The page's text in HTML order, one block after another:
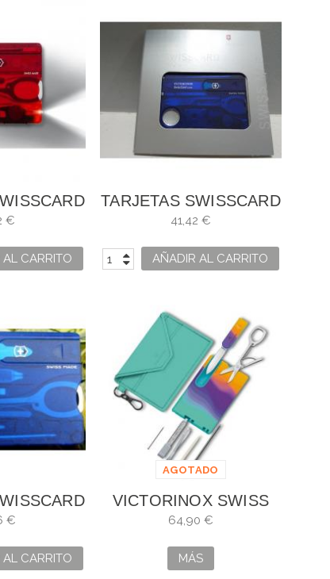
0.7300.T
€
CARRITO
TARJETAS SWISSCARD
LITE AZÚL 0.7322.T2
41,42 €
AÑADIR AL CARRITO
AZUL
€
AL CARRITO
AGOTADO
VICTORINOX SWISS
CARD CLASSIC
64,90 €
MÁS